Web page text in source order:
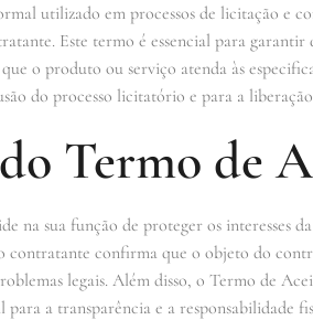
utilizado em processos de licitação e
Este termo é essencial para
o produto ou serviço atenda às
do processo licitatório e para a
Termo de
na sua função de proteger os interesses
contratante confirma que o objeto do
legais. Além disso, o Termo de
a transparência e a responsabilidade